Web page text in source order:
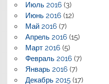
Июль 2016(3)
Июнь 2016(12)
Май 2016(7)
Апрель 2016(15)
Март 2016(5)
Февраль 2016(7)
Январь 2016(7)
Декабрь 2015(17)